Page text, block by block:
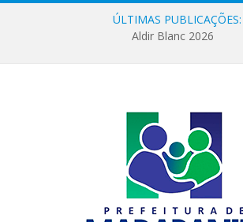
ÚLTIMAS PUBLICAÇÕES:
Aldir Blanc 2026